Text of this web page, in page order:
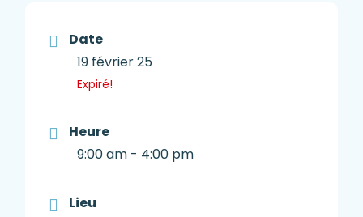
Date
19 février 25
Expiré!
Heure
9:00 am - 4:00 pm
Lieu